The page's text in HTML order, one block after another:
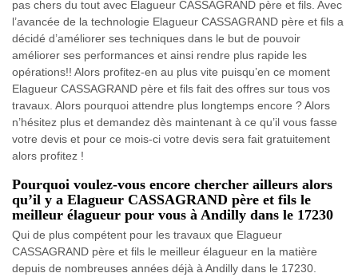
pas chers du tout avec Elagueur CASSAGRAND père et fils. Avec
l’avancée de la technologie Elagueur CASSAGRAND père et fils a
décidé d’améliorer ses techniques dans le but de pouvoir
améliorer ses performances et ainsi rendre plus rapide les
opérations!! Alors profitez-en au plus vite puisqu’en ce moment
Elagueur CASSAGRAND père et fils fait des offres sur tous vos
travaux. Alors pourquoi attendre plus longtemps encore ? Alors
n’hésitez plus et demandez dès maintenant à ce qu’il vous fasse
votre devis et pour ce mois-ci votre devis sera fait gratuitement
alors profitez !
Pourquoi voulez-vous encore chercher ailleurs alors
qu’il y a Elagueur CASSAGRAND père et fils le
meilleur élagueur pour vous à Andilly dans le 17230
Qui de plus compétent pour les travaux que Elagueur
CASSAGRAND père et fils le meilleur élagueur en la matière
depuis de nombreuses années déjà à Andilly dans le 17230.